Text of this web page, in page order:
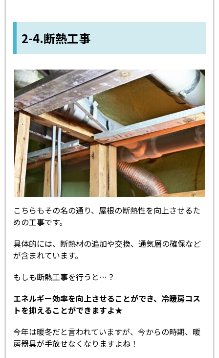
2-4.断熱工事
こちらもその名の通り、屋根の断熱性を向上させるた
めの工事です。
具体的には、断熱材の追加や交換、通気層の確保など
が含まれています。
もしも断熱工事を行うと…？
エネルギー効率を向上させることができ、冷暖房コス
トを抑えることができますよ★
今年は暖冬だと言われていますが、今からの時期、暖
房器具が手放せなくなりますよね！